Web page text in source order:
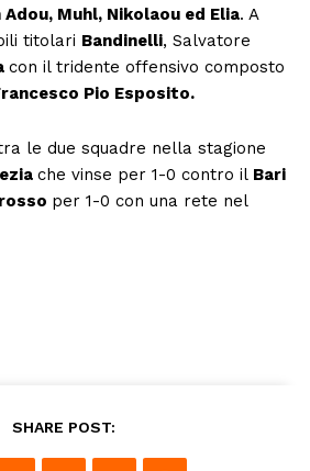
Adou, Muhl, Nikolaou ed Elia. A
titolari Bandinelli, Salvatore
con il tridente offensivo composto
Pio Esposito.
le due squadre nella stagione
che vinse per 1-0 contro il Bari
per 1-0 con una rete nel
SHARE POST: